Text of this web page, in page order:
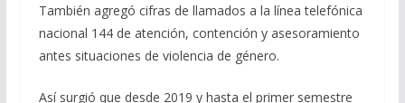
También agregó cifras de llamados a la línea telefónica
nacional 144 de atención, contención y asesoramiento
antes situaciones de violencia de género.
Así surgió que desde 2019 y hasta el primer semestre